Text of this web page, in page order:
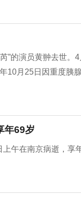
”的演员黄翀去世。
10月25日因重度胰
年69岁
午在南京病逝，享